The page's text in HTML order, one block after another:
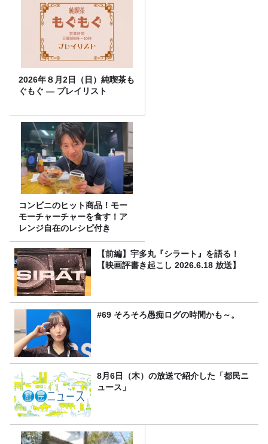
2026年８月2日（日）純喫茶も
ぐもぐ ― プレイリスト
コンビニのヒット商品！モー
モーチャーチャーを食す！ア
レンジ自在のレシピ付き
【前編】宇多丸『シラート』を語る！
【映画評書き起こし 2026.6.18 放送】
#69 そろそろ愚痴ログの時間かも～。
8月6日（木）の放送で紹介した「都民ニ
ュース」